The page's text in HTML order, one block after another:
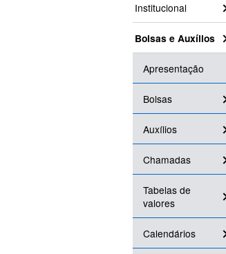
Institucional
Bolsas e Auxílios
Apresentação
Bolsas
Auxílios
Chamadas
Tabelas de
valores
Calendários